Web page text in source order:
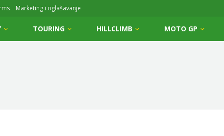
Marketing i oglašavanje
TOURING HILLCLIMB MOTO GP